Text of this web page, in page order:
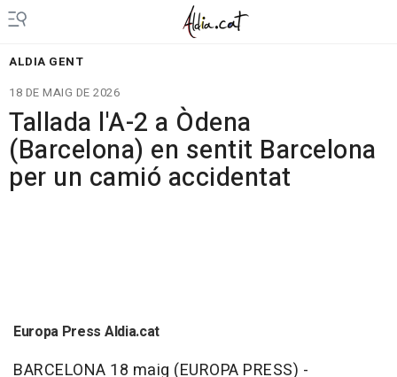
ALDIA GENT
18 DE MAIG DE 2026
Tallada l'A-2 a Òdena
(Barcelona) en sentit Barcelona
per un camió accidentat
Europa Press Aldia.cat
BARCELONA 18 maig (EUROPA PRESS) -